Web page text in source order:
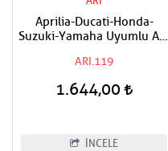
Aprilia-Ducati-Honda-
Suzuki-Yamaha Uyumlu ARI
ARI.119
1.644,00
İNCELE